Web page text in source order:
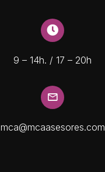
9 – 14h. / 17 – 20h
mca@mcaasesores.com